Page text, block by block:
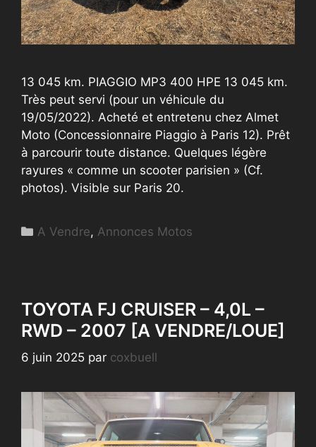
13 045 km. PIAGGIO MP3 400 HPE 13 045 km.
Très peut servi (pour un véhicule du
19/05/2022). Acheté et entretenu chez Almet
Moto (Concessionnaire Piaggio à Paris 12). Prêt
à parcourir toute distance. Quelques légère
rayures « comme un scooter parisien » (Cf.
photos). Visible sur Paris 20.
Catégories
A Vendre, Annonces Motos
TOYOTA FJ CRUISER – 4,0L –
RWD – 2007 [A VENDRE/LOUE]
6 juin 2025 par coxbuell